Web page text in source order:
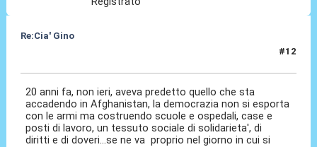
Re:Cia' Gino
#12
20 anni fa, non ieri, aveva predetto quello che sta
accadendo in Afghanistan, la democrazia non si esporta
con le armi ma costruendo scuole e ospedali, case e
posti di lavoro, un tessuto sociale di solidarieta', di
diritti e di doveri...se ne va proprio nel giorno in cui si